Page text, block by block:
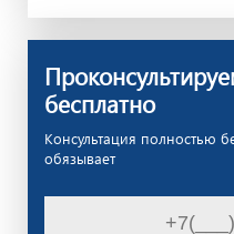
бесплатно
Консультация полностью
обязывает